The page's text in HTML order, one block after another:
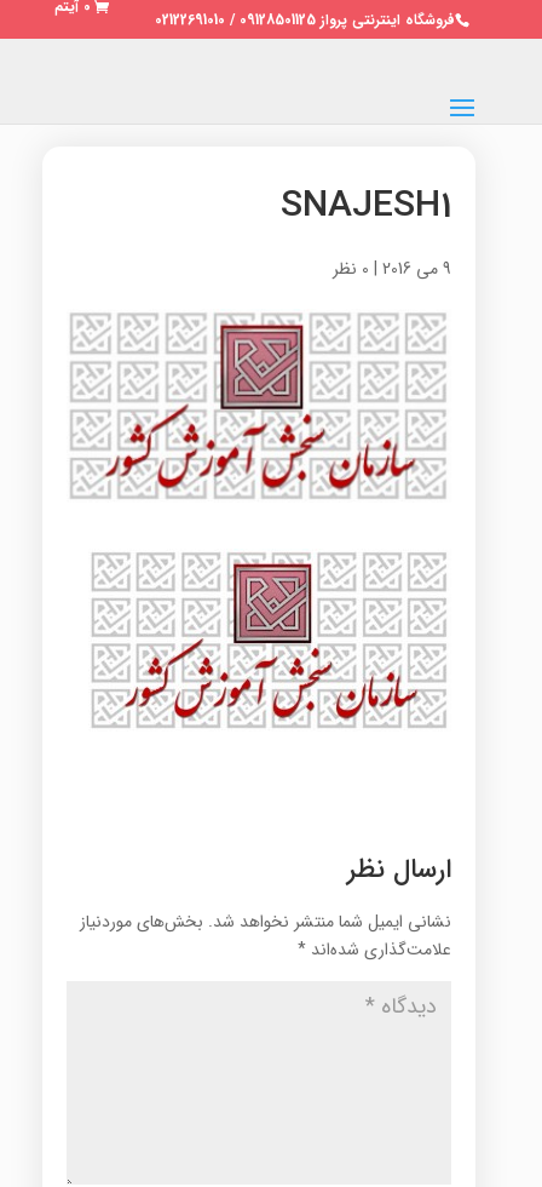
فروشگاه اینترنتی پرواز 09128501125 / 02122691010
0 آیتم
SNAJESH1
9 می 2016 | 0 نظر
ارسال نظر
نشانی ایمیل شما منتشر نخواهد شد. بخش‌های موردنیاز
علامت‌گذاری شده‌اند *